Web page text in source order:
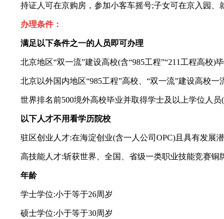
持证人可在京购房，参加小客车摇号;子女可在京入园、
办理条件：
满足以下条件之一的人员即可办理
北京地区“双一流”建设高校(含“985工程”“211工程高校)
北京以外国内地区“985工程”高校、“双一流”建设高校一
世界排名前500境外高校毕业并取得学士及以上学位人员(
以下人才不用看学历院校
驻区创业人才:在海淀创业(含一人公司OPC)且具有发展
高技能人才:斩获世界、全国、省级一类职业技能竞赛铜
年龄
学士学位:小于等于26周岁
硕士学位:小于等于30周岁